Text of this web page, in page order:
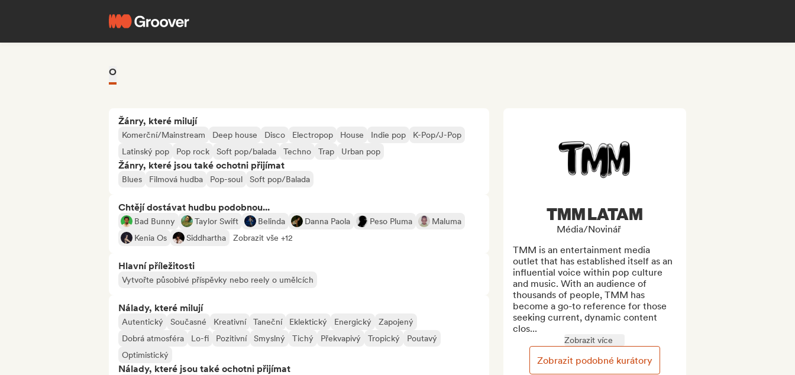
O
Žánry, které milují
Komerční/Mainstream Deep house Disco Electropop House Indie pop
K-Pop/J-Pop
Latinský pop
Pop rock Soft pop/balada Techno Trap Urban pop
Žánry, které jsou také ochotni přijímat
Blues Filmová hudba Pop-soul Soft pop/Balada
Chtějí dostávat hudbu podobnou...
Bad Bunny Taylor Swift Belinda Danna Paola Peso Pluma
Maluma
Kenia Os
Siddhartha Zobrazit vše +12
Hlavní příležitosti
Vytvořte působivé příspěvky nebo reely o umělcích
Nálady, které milují
Autentický Současné Kreativní Taneční Eklektický Energický
Zapojený
Dobrá atmosféra
Lo-fi Pozitivní Smyslný Tichý Překvapivý Tropický
Poutavý
Optimistický
Nálady, které jsou také ochotni přijímat
TMM LATAM
Média/novinář
TMM is an entertainment media
outlet that has established itself as an
influential voice within pop culture
and music. With an audience of
thousands of people, TMM has
become a go-to reference for those
seeking current, dynamic content
clos...
Zobrazit více
Zobrazit podobné kurátory